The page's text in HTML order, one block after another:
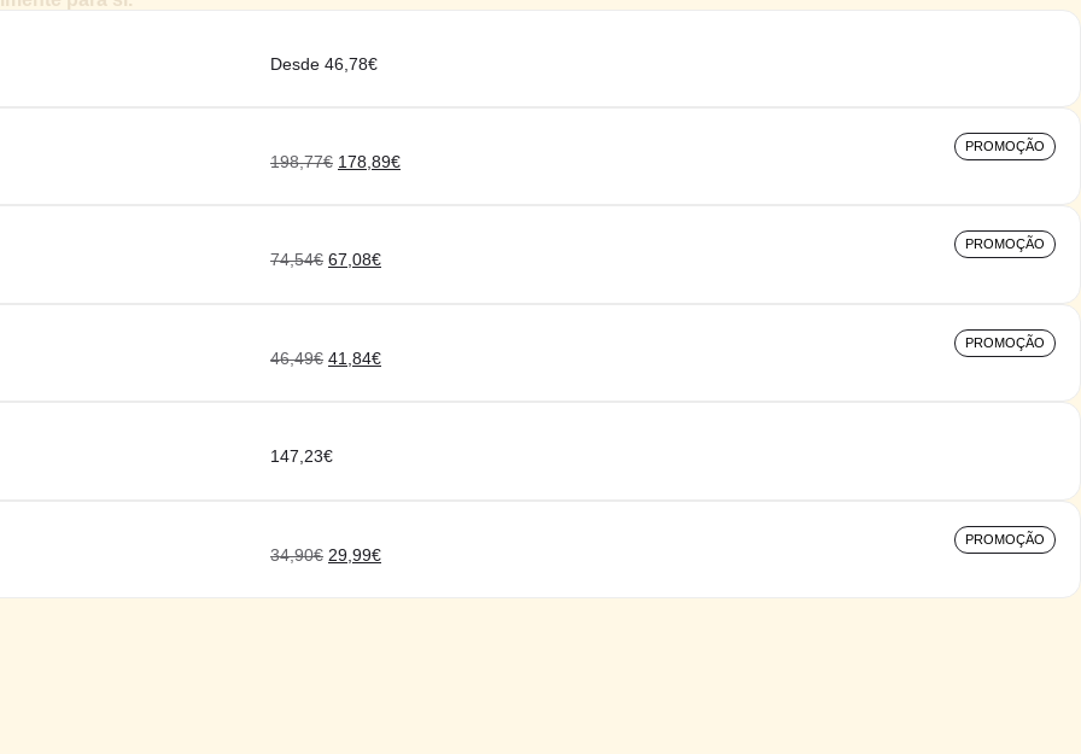
Desde 46,78€
PROMOÇÃO
198,77€ 178,89€
PROMOÇÃO
74,54€ 67,08€
PROMOÇÃO
46,49€ 41,84€
147,23€
PROMOÇÃO
34,90€ 29,99€